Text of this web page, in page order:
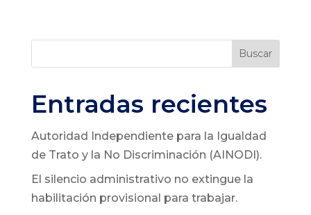
Buscar
Entradas recientes
Autoridad Independiente para la Igualdad
de Trato y la No Discriminación (AINODI).
El silencio administrativo no extingue la
habilitación provisional para trabajar.